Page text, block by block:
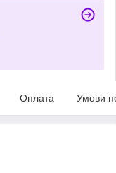
Оплата Умови